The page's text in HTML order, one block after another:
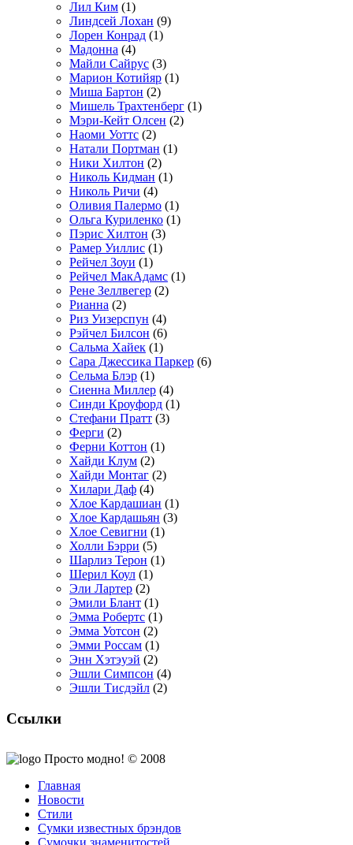
Лил Ким (1)
Линдсей Лохан (9)
Лорен Конрад (1)
Мадонна (4)
Майли Сайрус (3)
Марион Котийяр (1)
Миша Бартон (2)
Мишель Трахтенберг (1)
Мэри-Кейт Олсен (2)
Наоми Уоттс (2)
Натали Портман (1)
Ники Хилтон (2)
Николь Кидман (1)
Николь Ричи (4)
Оливия Палермо (1)
Ольга Куриленко (1)
Пэрис Хилтон (3)
Рамер Уиллис (1)
Рейчел Зоуи (1)
Рейчел МакАдамс (1)
Рене Зеллвегер (2)
Рианна (2)
Риз Уизерспун (4)
Рэйчел Билсон (6)
Сальма Хайек (1)
Сара Джессика Паркер (6)
Сельма Блэр (1)
Сиенна Миллер (4)
Синди Кроуфорд (1)
Стефани Пратт (3)
Ферги (2)
Ферни Коттон (1)
Хайди Клум (2)
Хайди Монтаг (2)
Хилари Даф (4)
Хлое Кардашиан (1)
Хлое Кардашьян (3)
Хлое Севигни (1)
Холли Бэрри (5)
Шарлиз Терон (1)
Шерил Коул (1)
Эли Лартер (2)
Эмили Блант (1)
Эмма Робертс (1)
Эмма Уотсон (2)
Эмми Россам (1)
Энн Хэтэуэй (2)
Эшли Симпсон (4)
Эшли Тисдэйл (2)
Ссылки
Просто модно! © 2008
Главная
Новости
Стили
Сумки известных брэндов